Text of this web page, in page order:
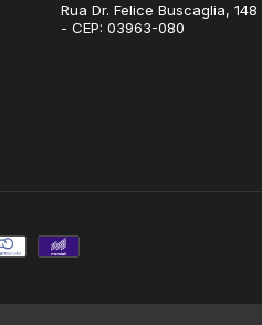
Rua Dr. Felice Buscaglia,
- CEP: 03963-080